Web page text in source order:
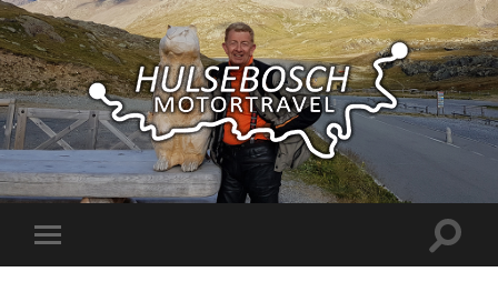
Hulsebosch
Motortravel
Toggle
mobiel
Toggle